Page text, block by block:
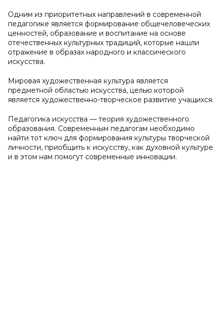
Одним из приоритетных направлений в современной
педагогике является формирование общечеловеческих
ценностей, образование и воспитание на основе
отечественных культурных традиций, которые нашли
отражение в образах народного и классического
искусства.
Мировая художественная культура является
предметной областью искусства, целью которой
является художественно-творческое развитие учащихся.
Педагогика искусства — теория художественного
образования. Современным педагогам необходимо
найти тот ключ для формирования культуры творческой
личности, приобщить к искусству, как духовной культуре
и в этом нам помогут современные инновации.